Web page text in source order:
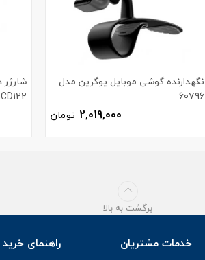
نگهدارنده گوشی موبایل یوگرین مدل
60796
2,019,000 تومان
CD122 کد 70273
برگشت به بالا
خدمات مشتریان راهنمای خرید